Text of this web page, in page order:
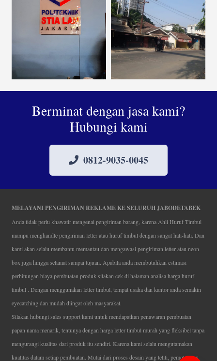
Berminat dengan jasa kami?
Hubungi kami
0812-9035-0045
MELAYANI PENGIRIMAN REKLAME KE SELURUH JABODETABEK
Anda tidak perlu khawatir mengenai pengiriman barang, karena Ahli Huruf Timbul
mampu menghandle pengiriman letter atau huruf timbul dengan sangat hati-hati. Dan
kami akan selalu membantu memantau dan mengawasi pengiriman letter atau neon
box juga hingga selamat sampai tujuan. Apabila anda membutuhkan estimasi
perhitungan biaya pembuatan produk silakan cek di halaman analisa harga huruf
timbul . Dengan menggunakan letter timbul, tempat usaha dan kantor anda semakin
eyecatching dan mudah diingat oleh masyarakat.
Silakan hubungi sales support kami untuk mendapatkan penawaran pembuatan
papan nama menarik, tentunya dengan harga letter timbul murah yang fleksibel tanpa
mengurangi kualitas dari produk itu sendiri. Karena kami selalu mengutamakan
kualitas dalam setiap pembuatan. Mulai dari proses desain yang teliti, pemotongan